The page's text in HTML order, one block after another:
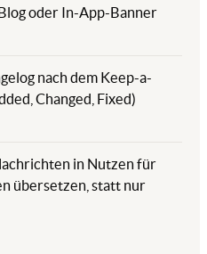
oder In-App-Banner
nach dem Keep-a-
Changed, Fixed)
in Nutzen für
übersetzen, statt nur